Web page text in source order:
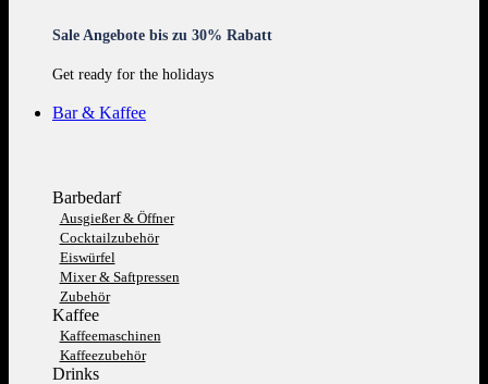
Sale Angebote bis zu 30% Rabatt
Get ready for the holidays
Bar & Kaffee
Barbedarf
Ausgießer & Öffner
Cocktailzubehör
Eiswürfel
Mixer & Saftpressen
Zubehör
Kaffee
Kaffeemaschinen
Kaffeezubehör
Drinks